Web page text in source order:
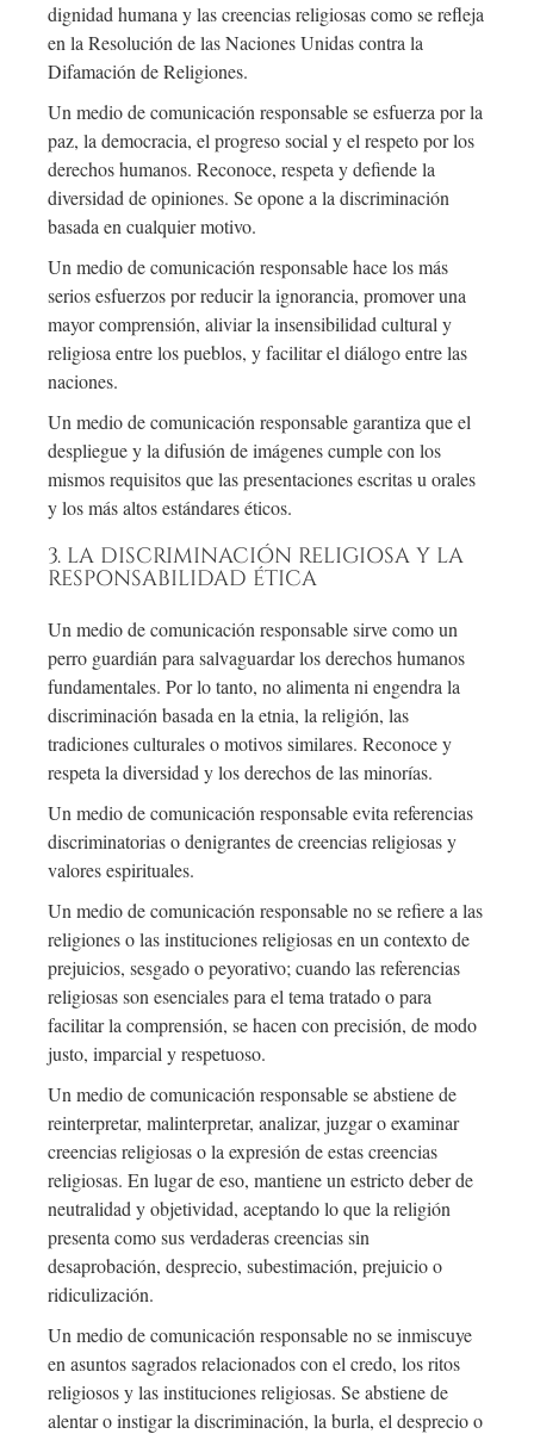
dignidad humana y las creencias religiosas como se refleja
en la Resolución de las Naciones Unidas contra la
Difamación de Religiones.
Un medio de comunicación responsable se esfuerza por la
paz, la democracia, el progreso social y el respeto por los
derechos humanos. Reconoce, respeta y defiende la
diversidad de opiniones. Se opone a la discriminación
basada en cualquier motivo.
Un medio de comunicación responsable hace los más
serios esfuerzos por reducir la ignorancia, promover una
mayor comprensión, aliviar la insensibilidad cultural y
religiosa entre los pueblos, y facilitar el diálogo entre las
naciones.
Un medio de comunicación responsable garantiza que el
despliegue y la difusión de imágenes cumple con los
mismos requisitos que las presentaciones escritas u orales
y los más altos estándares éticos.
3. LA DISCRIMINACIÓN RELIGIOSA Y LA
RESPONSABILIDAD ÉTICA
Un medio de comunicación responsable sirve como un
perro guardián para salvaguardar los derechos humanos
fundamentales. Por lo tanto, no alimenta ni engendra la
discriminación basada en la etnia, la religión, las
tradiciones culturales o motivos similares. Reconoce y
respeta la diversidad y los derechos de las minorías.
Un medio de comunicación responsable evita referencias
discriminatorias o denigrantes de creencias religiosas y
valores espirituales.
Un medio de comunicación responsable no se refiere a las
religiones o las instituciones religiosas en un contexto de
prejuicios, sesgado o peyorativo; cuando las referencias
religiosas son esenciales para el tema tratado o para
facilitar la comprensión, se hacen con precisión, de modo
justo, imparcial y respetuoso.
Un medio de comunicación responsable se abstiene de
reinterpretar, malinterpretar, analizar, juzgar o examinar
creencias religiosas o la expresión de estas creencias
religiosas. En lugar de eso, mantiene un estricto deber de
neutralidad y objetividad, aceptando lo que la religión
presenta como sus verdaderas creencias sin
desaprobación, desprecio, subestimación, prejuicio o
ridiculización.
Un medio de comunicación responsable no se inmiscuye
en asuntos sagrados relacionados con el credo, los ritos
religiosos y las instituciones religiosas. Se abstiene de
alentar o instigar la discriminación, la burla, el desprecio o